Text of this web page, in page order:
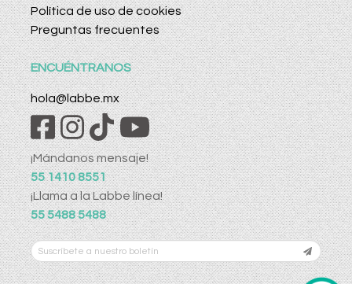
Política de uso de cookies
Preguntas frecuentes
ENCUÉNTRANOS
hola@labbe.mx
¡Mándanos mensaje!
55 1410 8551
¡Llama a la Labbe línea!
55 5488 5488